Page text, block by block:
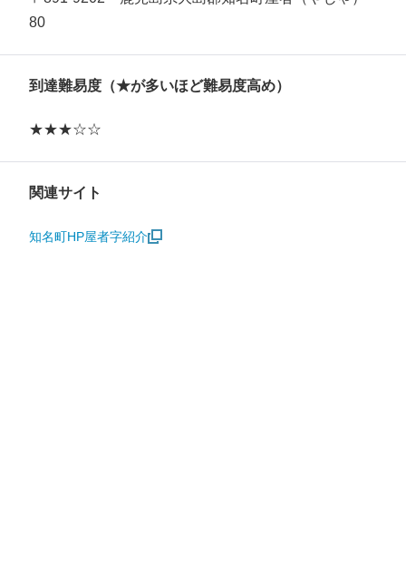
80
到達難易度（★が多いほど難易度高め）
★★★☆☆
関連サイト
知名町HP屋者字紹介